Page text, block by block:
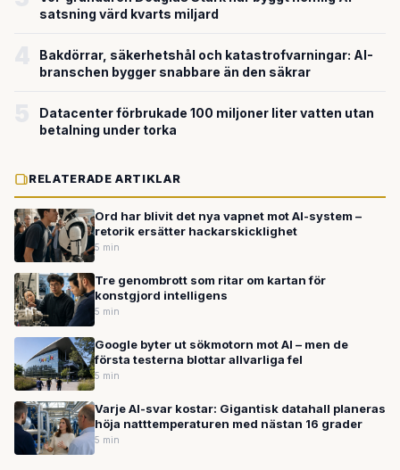
satsning värd kvarts miljard
Bakdörrar, säkerhetshål och katastrofvarningar: AI-
branschen bygger snabbare än den säkrar
Datacenter förbrukade 100 miljoner liter vatten utan
betalning under torka
RELATERADE ARTIKLAR
Ord har blivit det nya vapnet mot AI-system –
retorik ersätter hackarskicklighet
5 min
Tre genombrott som ritar om kartan för
konstgjord intelligens
5 min
Google byter ut sökmotorn mot AI – men de
första testerna blottar allvarliga fel
5 min
Varje AI-svar kostar: Gigantisk datahall planeras
höja natttemperaturen med nästan 16 grader
5 min